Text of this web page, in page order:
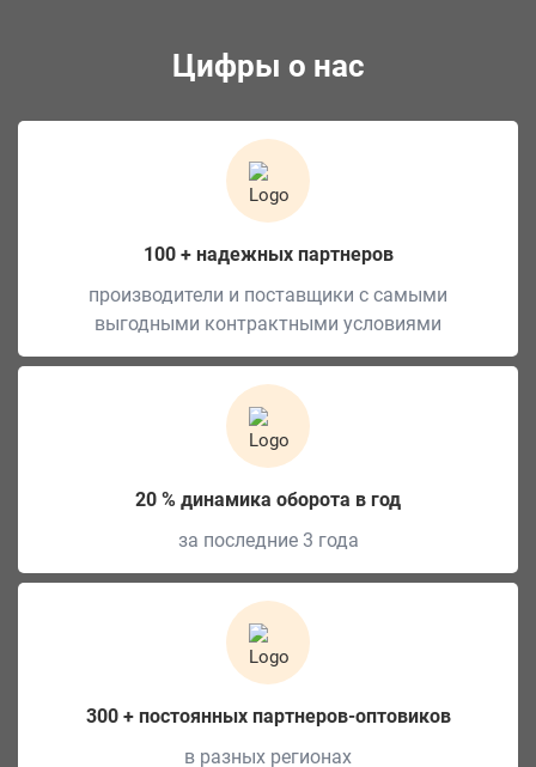
Цифры о нас
100 + надежных партнеров
производители и поставщики с самыми
выгодными контрактными условиями
20 % динамика оборота в год
за последние 3 года
300 + постоянных партнеров-оптовиков
в разных регионах